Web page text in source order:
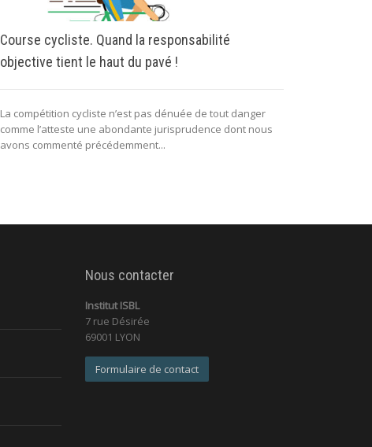
Course cycliste. Quand la responsabilité
objective tient le haut du pavé !
La compétition cycliste n’est pas dénuée de tout danger
comme l’atteste une abondante jurisprudence dont nous
avons commenté précédemment...
Nous contacter
Institut ISBL
7 rue Désirée
69001 LYON
Formulaire de contact